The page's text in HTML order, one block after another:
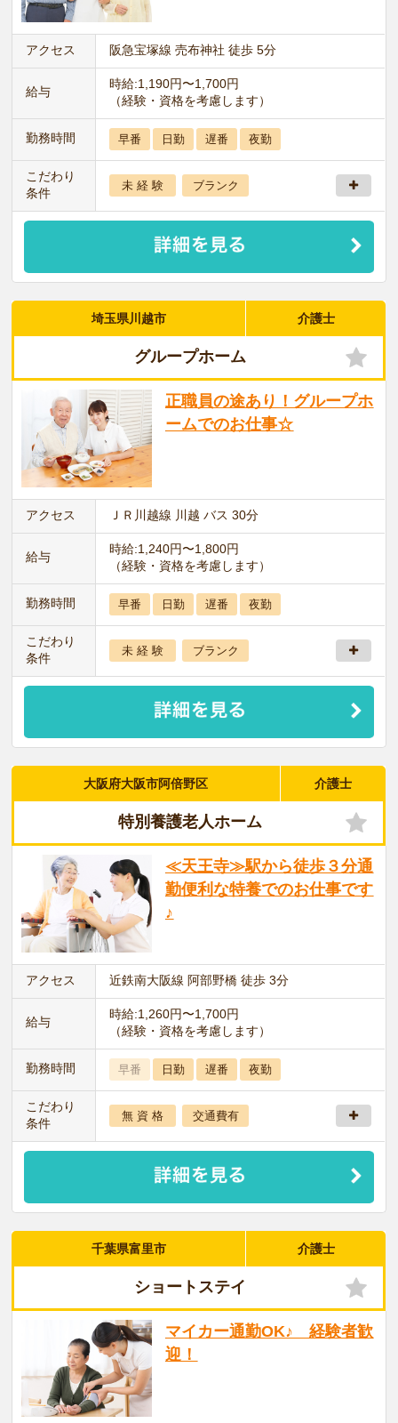
アクセス 阪急宝塚線 売布神社 徒歩 5分
給与
時給:1,190円〜1,700円
（経験・資格を考慮します）
勤務時間 早番 日勤 遅番 夜勤
こだわり
条件
未 経 験 ブランク
埼玉県川越市 介護士
グループホーム
正職員の途あり！グループホ
ームでのお仕事☆
アクセス ＪＲ川越線 川越 バス 30分
給与
時給:1,240円〜1,800円
（経験・資格を考慮します）
勤務時間 早番 日勤 遅番 夜勤
こだわり
条件
未 経 験 ブランク
大阪府大阪市阿倍野区 介護士
特別養護老人ホーム
≪天王寺≫駅から徒歩３分通
勤便利な特養でのお仕事です
♪
アクセス 近鉄南大阪線 阿部野橋 徒歩 3分
給与
時給:1,260円〜1,700円
（経験・資格を考慮します）
勤務時間 早番 日勤 遅番 夜勤
こだわり
条件
無 資 格 交通費有
千葉県富里市 介護士
ショートステイ
マイカー通勤OK♪ 経験者歓
迎！